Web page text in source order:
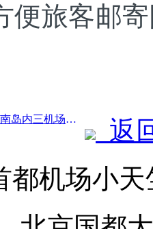
便旅客邮
前一篇：夏秋航季启，海南岛内三机场新增41个通航点
返
都机场小